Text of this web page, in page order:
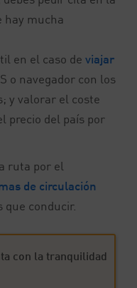
hay mucha
en el caso de viajar
o navegador con los
y valorar el coste
precio del país por
ruta por el
de circulación
que conducir.
con la tranquilidad